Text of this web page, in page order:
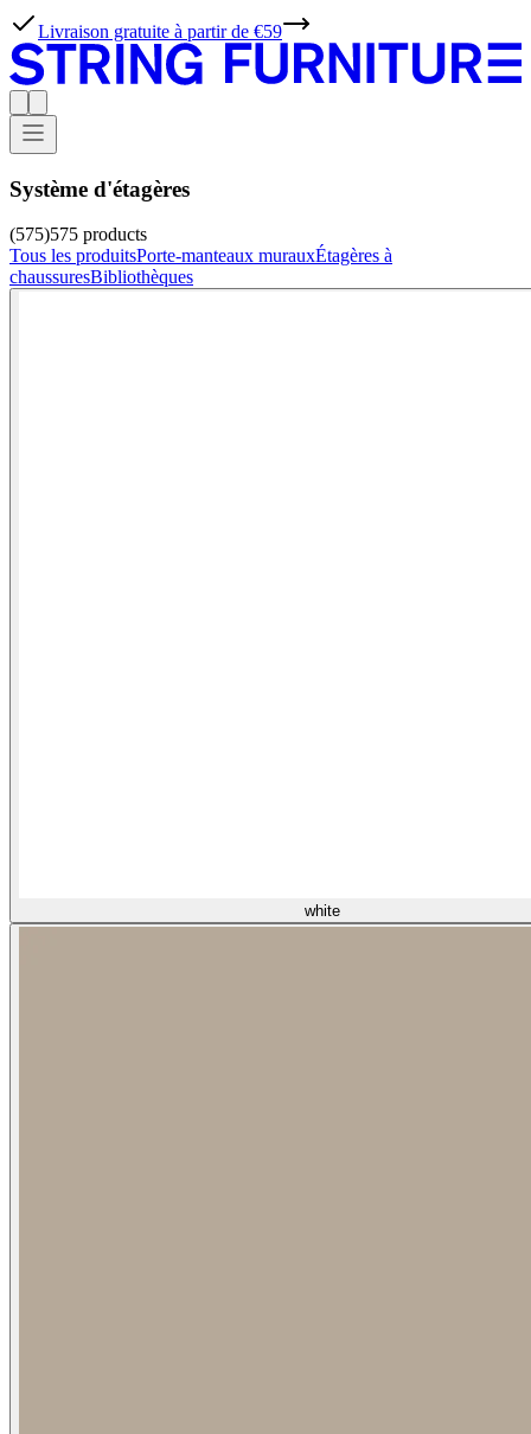
Livraison gratuite à partir de €59
Système d'étagères
(575)575 products
Tous les produitsPorte-manteaux murauxÉtagères à
chaussuresBibliothèques
white